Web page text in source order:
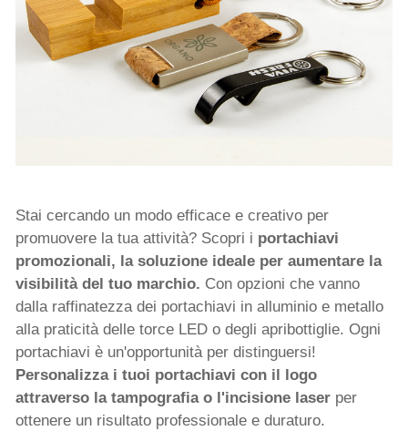
Stai cercando un modo efficace e creativo per
promuovere la tua attività? Scopri i portachiavi
promozionali, la soluzione ideale per aumentare la
visibilità del tuo marchio. Con opzioni che vanno
dalla raffinatezza dei portachiavi in alluminio e metallo
alla praticità delle torce LED o degli apribottiglie. Ogni
portachiavi è un'opportunità per distinguersi!
Personalizza i tuoi portachiavi con il logo
attraverso la tampografia o l'incisione laser per
ottenere un risultato professionale e duraturo.